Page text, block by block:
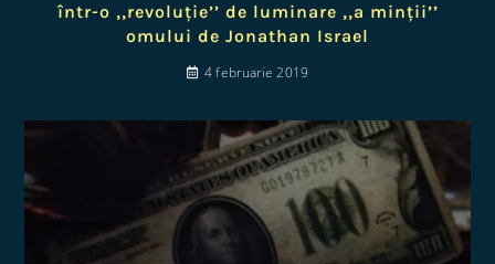
într-o ‚‚revoluție’’ de luminare ‚‚a minții’’
omului de Jonathan Israel
4 februarie 2019